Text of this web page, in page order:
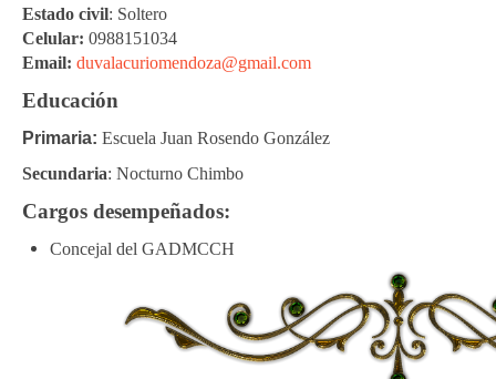
Estado civil: Soltero
Celular: 0988151034
Email: duvalacuriomendoza@gmail.com
Educación
Primaria: Escuela Juan Rosendo González
Secundaria: Nocturno Chimbo
Cargos desempeñados:
Concejal del GADMCCH